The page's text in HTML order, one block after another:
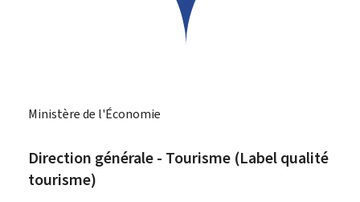
Ministère de l'Économie
Direction générale - Tourisme (Label qualité
tourisme)